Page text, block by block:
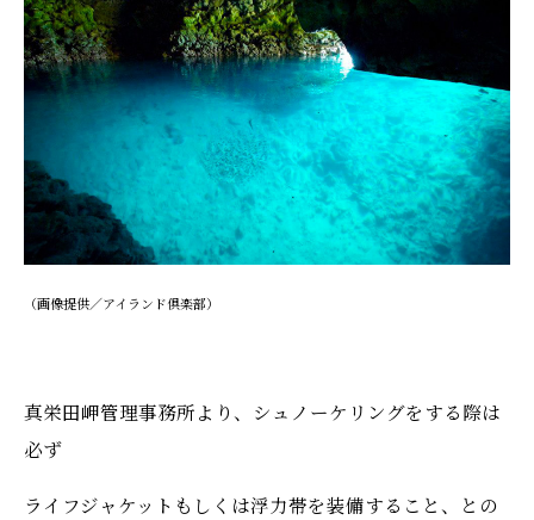
（画像提供／アイランド倶楽部）
真栄田岬管理事務所より、シュノーケリングをする際は
必ず
ライフジャケットもしくは浮力帯を装備すること、との